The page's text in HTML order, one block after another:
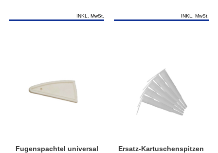
INKL. MwSt. INKL. MwSt.
Fugenspachtel universal Ersatz-Kartuschenspitzen